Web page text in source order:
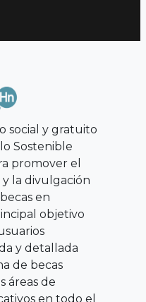
social y gratuito
Sostenible
promover el
y la divulgación
en
objetivo
y detallada
de becas
áreas de
en todo el